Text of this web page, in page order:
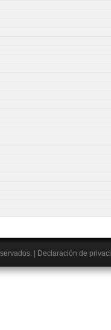
Declaración de